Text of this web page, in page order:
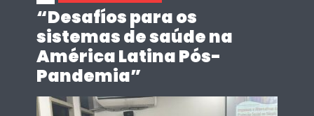
“Desafíos para os
sistemas de saúde na
América Latina Pós-
Pandemia”